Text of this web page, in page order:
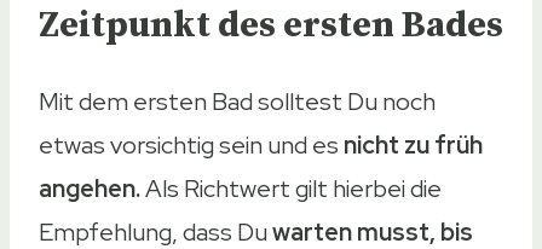
Zeitpunkt des ersten Bades
Mit dem ersten Bad solltest Du noch
etwas vorsichtig sein und es nicht zu früh
angehen.Als Richtwert gilt hierbei die
Empfehlung, dass Duwarten musst, bis